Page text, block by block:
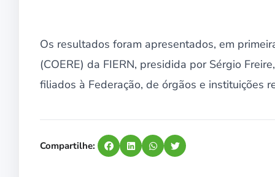
Os resultados foram apresentados, em
(COERE) da FIERN, presidida por Sérgio
filiados à Federação, de órgãos e instituições
Compartilhe: